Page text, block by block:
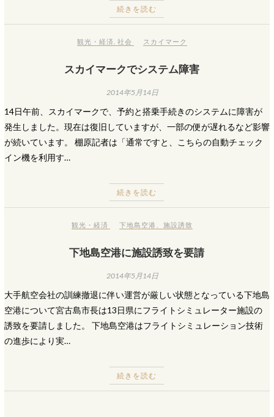
続きを読む
観光・経済 ,社会 スカイマーク
スカイマークでシステム障害
2014年5月14日
14日午前、スカイマークで、予約と搭乗手続きのシステムに障害が
発生しました。現在は復旧していますが、一部の便が遅れるなど影響
が続いています。 棚原記者は「通常ですと、こちらの自動チェック
イン機を利用す…
続きを読む
観光・経済 下地島空港 、施設誘致
下地島空港に施設誘致を要請
2014年5月14日
大手航空会社の訓練撤退に伴い運営が厳しい状態となっている下地島
空港について宮古島市長は13日県にフライトシミュレーター施設の
誘致を要請しました。 下地島空港はフライトシミュレーション技術
の進歩により実…
続きを読む